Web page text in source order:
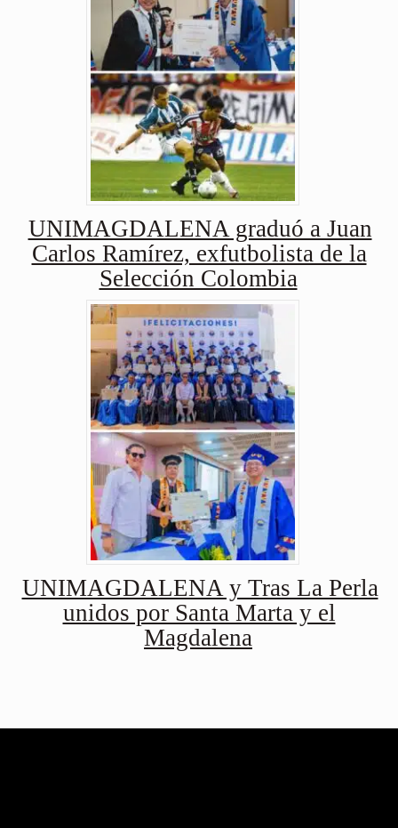
UNIMAGDALENA graduó a Juan
Carlos Ramírez, exfutbolista de la
Selección Colombia
UNIMAGDALENA y Tras La Perla
unidos por Santa Marta y el
Magdalena